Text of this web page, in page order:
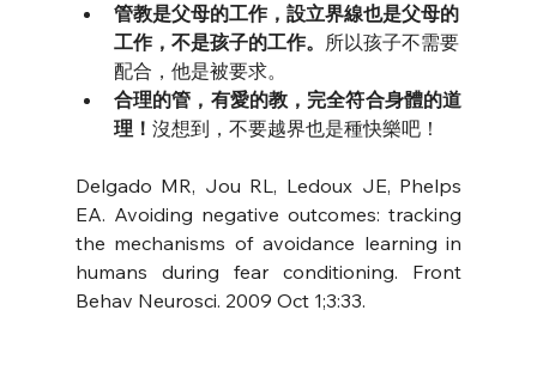
管教是父母的工作，設立界線也是父母的
工作，不是孩子的工作。 所以孩子不需要
配合，他是被要求。
合理的管，有愛的教，完全符合身體的道
理！ 沒想到，不要越界也是種快樂吧！
Delgado MR, Jou RL, Ledoux JE, Phelps
EA. Avoiding negative outcomes: tracking
the mechanisms of avoidance learning in
humans during fear conditioning. Front
Behav Neurosci. 2009 Oct 1;3:33.